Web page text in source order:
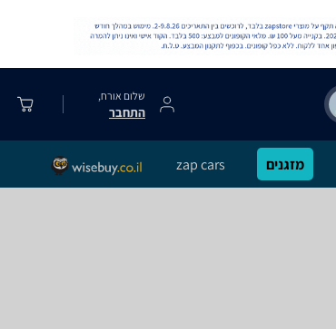
שלום אורח,
התחבר
מזגנים zap cars